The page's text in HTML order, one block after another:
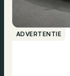
ADVERTENTIE